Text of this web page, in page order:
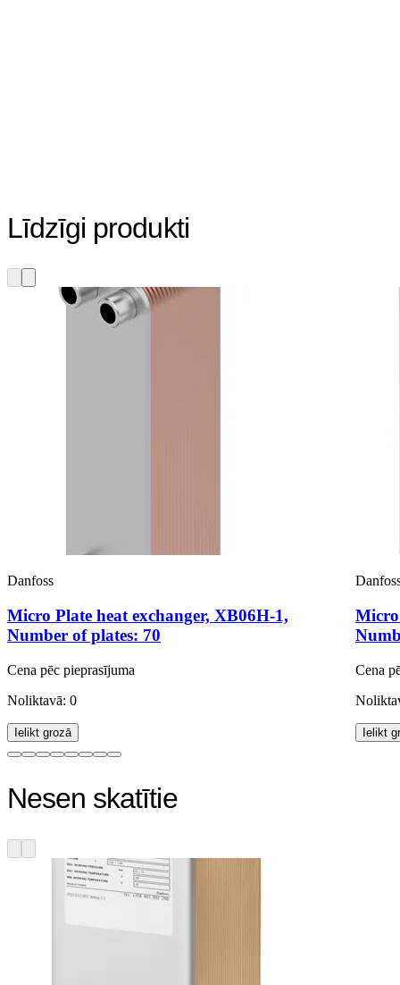
Līdzīgi produkti
Danfoss
Micro Plate heat exchanger, XB06H-1,
Number of plates: 70
Cena pēc pieprasījuma
Noliktavā: 0
Ielikt grozā
Micro
Cena
Ielikt
Nesen skatītie